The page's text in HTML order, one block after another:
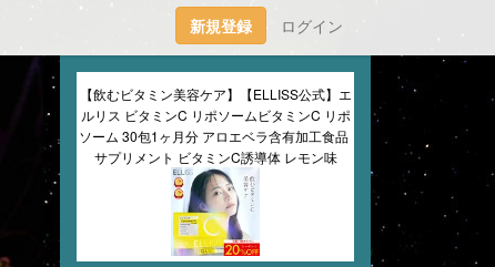
新規登録 ログイン
【飲むビタミン美容ケア】【ELLISS公式】エ
ルリス ビタミンC リポソームビタミンC リポ
ソーム 30包1ヶ月分 アロエベラ含有加工食品
サプリメント ビタミンC誘導体 レモン味